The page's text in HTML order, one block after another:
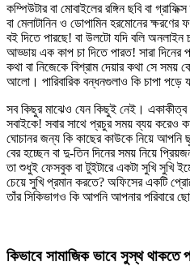
কম্পিউটার বা মোবাইলের রঙ্গিন ছবি বা
বা মেলাটানিন ও ডোপামিন হরমোনের
বই দিতে পারছে! বা উলটো যদি বলি অনলাইন
আড্ডায় এক কাপ চা দিতে পারত! সারা দিনের
কথা বা নিজেকে বিশ্রাম দেয়ার কথা সে সময়
আলো। পারিবারিক বন্ধনগুলাও কি চাপা পড়ে
সব কিছুর মাঝেও যেন কিছুই নেই। একাকীত্ব
সবাইকে! সবার সাথে প্রচুর সময় ব্যয় করেও
ঘোচানর জন্য কি কাছের কাউকে নিয়ে আপনি
বের হচ্ছেন বা দু-তিন দিনের সময় নিয়ে
তা শুধুই ফেসবুক বা টুইটারে একটা সুখি সুখি
চেয়ে সুখি প্রমান করতে? অফিসের একটি
তাঁর সিকিভাগও কি আপনি আপনার পরিবারে
কিভাবে সামাজিক ভাবে সুস্থ থাকতে